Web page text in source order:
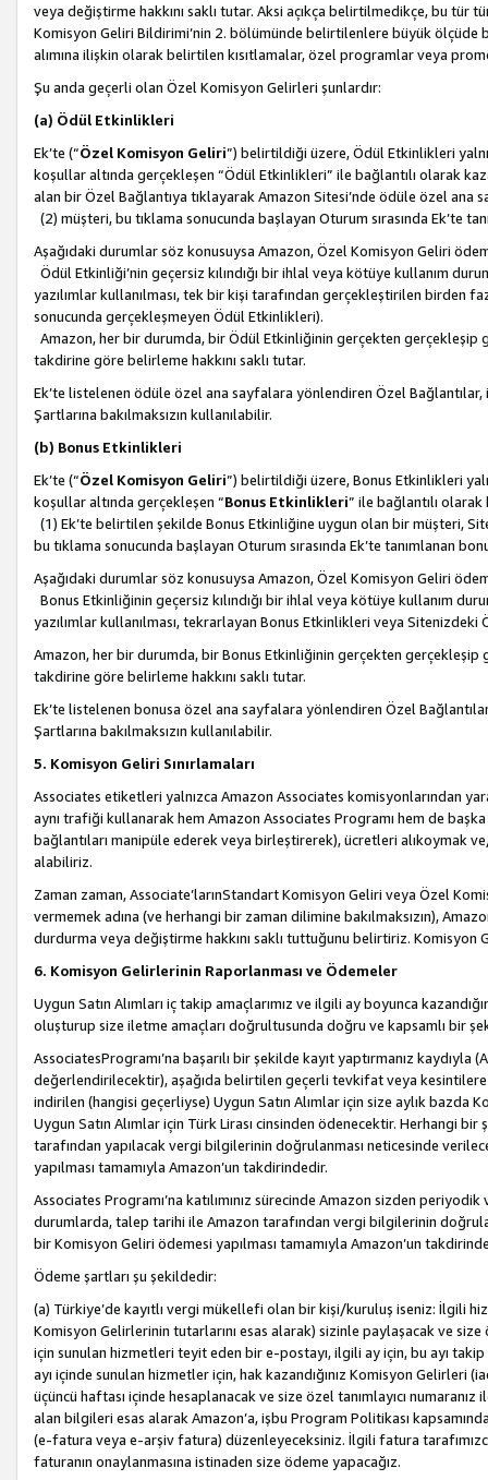
veya değiştirme hakkını saklı tutar. Aksi açıkça belirtilmedikçe, bu tür
Komisyon Geliri Bildirimi’nin 2. bölümünde belirtilenlere büyük ölçüde
alımına ilişkin olarak belirtilen kısıtlamalar, özel programlar veya
Şu anda geçerli olan Özel Komisyon Gelirleri şunlardır:
(a) Ödül Etkinlikleri
Ek’te (“Özel Komisyon Geliri”) belirtildiği üzere, Ödül Etkinlikleri
koşullar altında gerçekleşen “Ödül Etkinlikleri” ile bağlantılı olarak
alan bir Özel Bağlantıya tıklayarak Amazon Sitesi’nde ödüle özel ana
(2) müşteri, bu tıklama sonucunda başlayan Oturum sırasında Ek’te
Aşağıdaki durumlar söz konusuysa Amazon, Özel Komisyon Geliri
Ödül Etkinliği’nin geçersiz kılındığı bir ihlal veya kötüye kullanım
yazılımlar kullanılması, tek bir kişi tarafından gerçekleştirilen
sonucunda gerçekleşmeyen Ödül Etkinlikleri).
Amazon, her bir durumda, bir Ödül Etkinliğinin gerçekten gerçekleşip
takdirine göre belirleme hakkını saklı tutar.
Ek’te listelenen ödüle özel ana sayfalara yönlendiren Özel
Şartlarına bakılmaksızın kullanılabilir.
(b) Bonus Etkinlikleri
Ek’te (“Özel Komisyon Geliri”) belirtildiği üzere, Bonus Etkinlikleri
koşullar altında gerçekleşen “Bonus Etkinlikleri” ile bağlantılı olarak
(1) Ek’te belirtilen şekilde Bonus Etkinliğine uygun olan bir müşteri,
bu tıklama sonucunda başlayan Oturum sırasında Ek’te tanımlanan
Aşağıdaki durumlar söz konusuysa Amazon, Özel Komisyon Geliri
Bonus Etkinliğinin geçersiz kılındığı bir ihlal veya kötüye kullanım
yazılımlar kullanılması, tekrarlayan Bonus Etkinlikleri veya
Amazon, her bir durumda, bir Bonus Etkinliğinin gerçekten gerçekleşip
takdirine göre belirleme hakkını saklı tutar.
Ek’te listelenen bonusa özel ana sayfalara yönlendiren Özel
Şartlarına bakılmaksızın kullanılabilir.
5. Komisyon Geliri Sınırlamaları
Associates etiketleri yalnızca Amazon Associates komisyonlarından
aynı trafiği kullanarak hem Amazon Associates Programı hem de
bağlantıları manipüle ederek veya birleştirerek), ücretleri alıkoymak
alabiliriz.
Zaman zaman, Associate’larınStandart Komisyon Geliri veya Özel
vermemek adına (ve herhangi bir zaman dilimine bakılmaksızın),
durdurma veya değiştirme hakkını saklı tuttuğunu belirtiriz. Komisyon
6. Komisyon Gelirlerinin Raporlanması ve Ödemeler
Uygun Satın Alımları iç takip amaçlarımız ve ilgili ay boyunca
oluşturup size iletme amaçları doğrultusunda doğru ve kapsamlı bir
AssociatesProgramı’na başarılı bir şekilde kayıt yaptırmanız
değerlendirilecektir), aşağıda belirtilen geçerli tevkifat veya
indirilen (hangisi geçerliyse) Uygun Satın Alımlar için size aylık
Uygun Satın Alımlar için Türk Lirası cinsinden ödenecektir. Herhangi
tarafından yapılacak vergi bilgilerinin doğrulanması neticesinde
yapılması tamamıyla Amazon’un takdirindedir.
Associates Programı’na katılımınız sürecinde Amazon sizden
durumlarda, talep tarihi ile Amazon tarafından vergi bilgilerinin
bir Komisyon Geliri ödemesi yapılması tamamıyla Amazon’un
Ödeme şartları şu şekildedir:
(a) Türkiye’de kayıtlı vergi mükellefi olan bir kişi/kuruluş iseniz: İlgili
Komisyon Gelirlerinin tutarlarını esas alarak) sizinle paylaşacak ve
için sunulan hizmetleri teyit eden bir e-postayı, ilgili ay için, bu ayı
ayı içinde sunulan hizmetler için, hak kazandığınız Komisyon Gelirleri
üçüncü haftası içinde hesaplanacak ve size özel tanımlayıcı
alan bilgileri esas alarak Amazon’a, işbu Program Politikası
(e-fatura veya e-arşiv fatura) düzenleyeceksiniz. İlgili fatura
faturanın onaylanmasına istinaden size ödeme yapacağız.